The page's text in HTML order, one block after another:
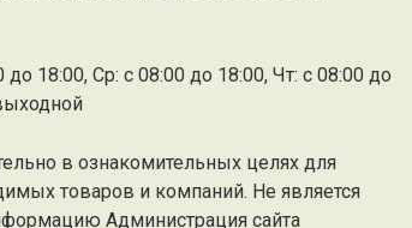
18:00, Ср: с 08:00 до 18:00, Чт: с 08:00 до
в ознакомительных целях для
товаров и компаний. Не является
Администрация сайта